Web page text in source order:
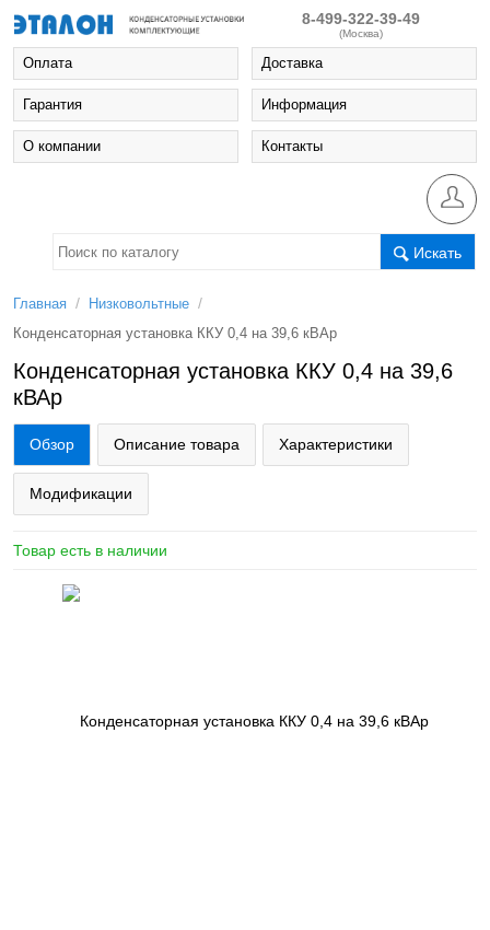
8-499-322-39-49
(Москва)
Оплата Доставка
Гарантия Информация
О компании Контакты
Искать
Главная / Низковольтные /
Конденсаторная установка ККУ 0,4 на 39,6 кВАр
Конденсаторная установка ККУ 0,4 на 39,6
кВАр
Обзор Описание товара Характеристики
Модификации
Товар есть в наличии